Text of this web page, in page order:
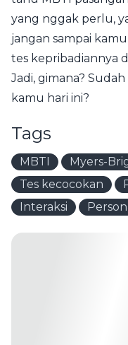
yang nggak perlu,
jangan sampai
tes kepribadiannya
Jadi, gimana?
kamu hari ini?
Tags
MBTI Myers-
Tes kecocokan
Interaksi